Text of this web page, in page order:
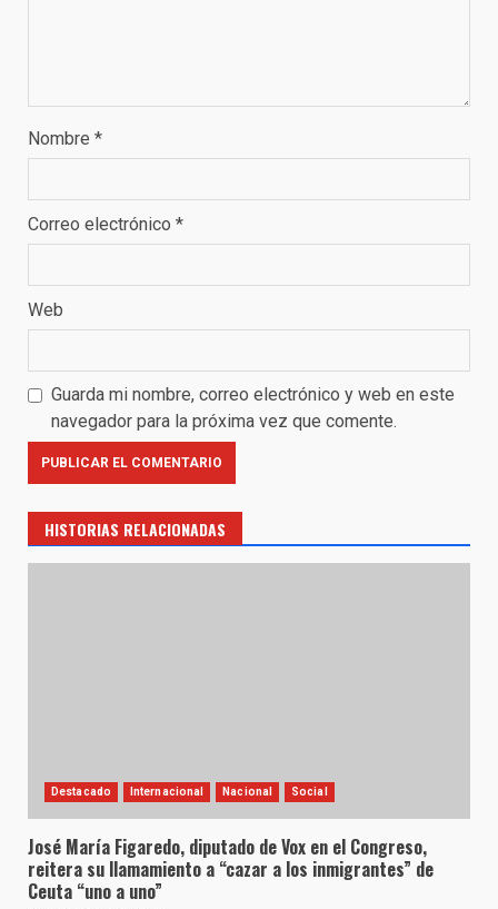
Nombre *
Correo electrónico *
Web
Guarda mi nombre, correo electrónico y web en este
navegador para la próxima vez que comente.
HISTORIAS RELACIONADAS
Destacado Internacional Nacional Social
José María Figaredo, diputado de Vox en el Congreso,
reitera su llamamiento a “cazar a los inmigrantes” de
Ceuta “uno a uno”